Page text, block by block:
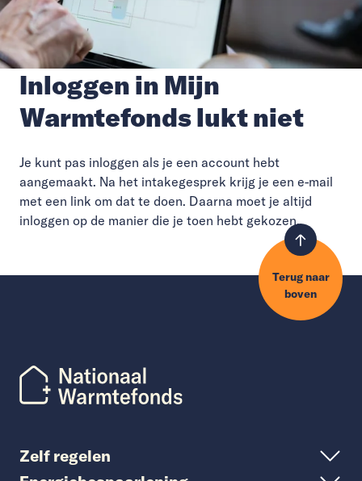
Inloggen in Mijn
Warmtefonds lukt niet
Je kunt pas inloggen als je een account hebt
aangemaakt. Na het intakegesprek krijg je een e-mail
met een link om dat te doen. Daarna moet je altijd
inloggen op de manier die je toen hebt gekozen.
Terug naar
boven
Zelf regelen